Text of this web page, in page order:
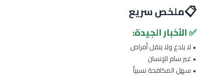
📋ملخص سريع
✅ الأخبار الجيدة:
• لا يلدغ ولا ينقل أمراض
• غير سام للإنسان
• سهل المكافحة نسبياً